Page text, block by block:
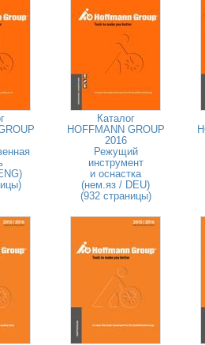
Каталог
HOFFMANN GROUP
2016
Режущий
инструмент
и оснастка
(нем.яз / DEU)
(932 страницы)